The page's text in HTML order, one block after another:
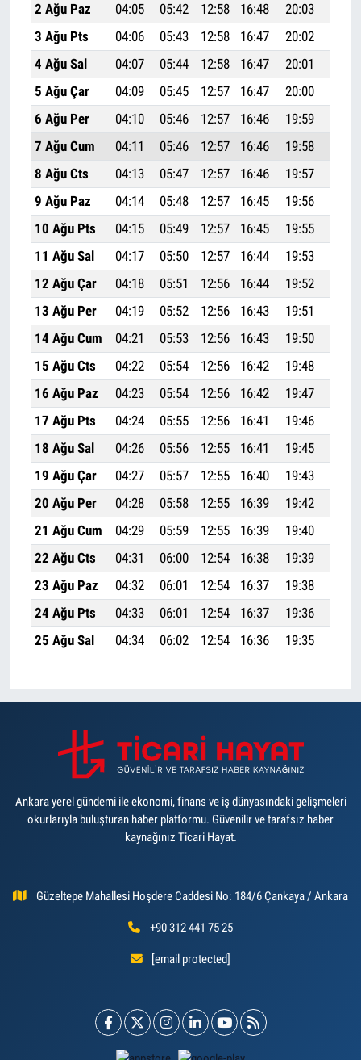
2 Ağu Paz
04:05 05:42 12:58 16:48 20:03
3 Ağu Pts
04:06 05:43 12:58 16:47 20:02
4 Ağu Sal
04:07 05:44 12:58 16:47 20:01
5 Ağu Çar
04:09 05:45 12:57 16:47 20:00
6 Ağu Per
04:10 05:46 12:57 16:46 19:59
7 Ağu Cum
04:11 05:46 12:57 16:46 19:58
8 Ağu Cts
04:13 05:47 12:57 16:46 19:57
9 Ağu Paz
04:14 05:48 12:57 16:45 19:56
10 Ağu Pts
04:15 05:49 12:57 16:45 19:55
11 Ağu Sal
04:17 05:50 12:57 16:44 19:53
12 Ağu Çar
04:18 05:51 12:56 16:44 19:52
13 Ağu Per
04:19 05:52 12:56 16:43 19:51
14 Ağu Cum
04:21 05:53 12:56 16:43 19:50
15 Ağu Cts
04:22 05:54 12:56 16:42 19:48
16 Ağu Paz
04:23 05:54 12:56 16:42 19:47
17 Ağu Pts
04:24 05:55 12:56 16:41 19:46
18 Ağu Sal
04:26 05:56 12:55 16:41 19:45
19 Ağu Çar
04:27 05:57 12:55 16:40 19:43
20 Ağu Per
04:28 05:58 12:55 16:39 19:42
21 Ağu Cum
04:29 05:59 12:55 16:39 19:40
22 Ağu Cts
04:31 06:00 12:54 16:38 19:39
23 Ağu Paz
04:32 06:01 12:54 16:37 19:38
24 Ağu Pts
04:33 06:01 12:54 16:37 19:36
25 Ağu Sal
04:34 06:02 12:54 16:36 19:35
Ankara yerel gündemi ile ekonomi, finans ve iş dünyasındaki gelişmeleri
okurlarıyla buluşturan haber platformu. Güvenilir ve tarafsız haber
kaynağınız Ticari Hayat.
Güzeltepe Mahallesi Hoşdere Caddesi No: 184/6 Çankaya / Ankara
+90 312 441 75 25
[email protected]